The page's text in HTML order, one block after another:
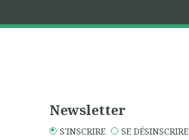
Newsletter
S'INSCRIRE SE DÉSINSCRIRE